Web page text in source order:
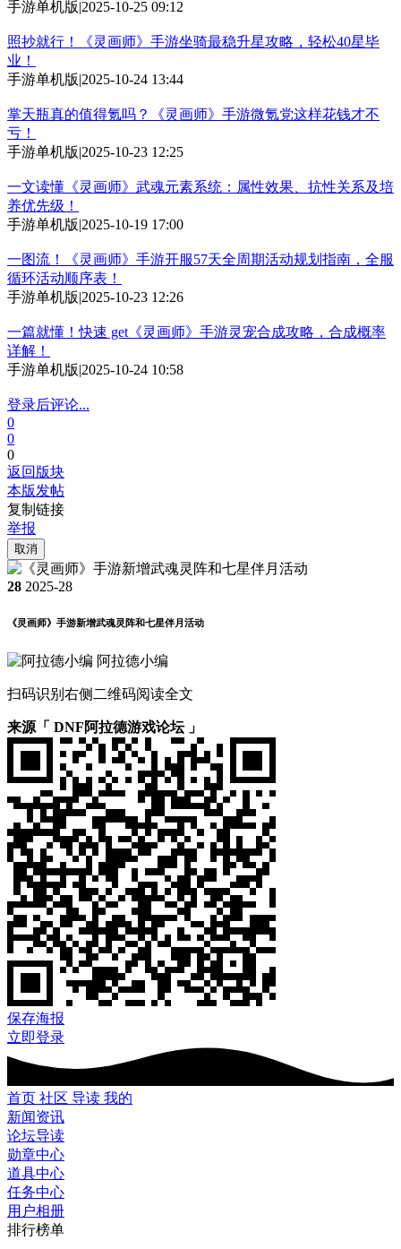
手游单机版|2025-10-25 09:12
照抄就行！《灵画师》手游坐骑最稳升星攻略，轻松40星毕
业！
手游单机版|2025-10-24 13:44
掌天瓶真的值得氪吗？《灵画师》手游微氪党这样花钱才不
亏！
手游单机版|2025-10-23 12:25
一文读懂《灵画师》武魂元素系统：属性效果、抗性关系及培
养优先级！
手游单机版|2025-10-19 17:00
一图流！《灵画师》手游开服57天全周期活动规划指南，全服
循环活动顺序表！
手游单机版|2025-10-23 12:26
一篇就懂！快速 get《灵画师》手游灵宠合成攻略，合成概率
详解！
手游单机版|2025-10-24 10:58
登录后评论...
0
0
0
返回版块
本版发帖
复制链接
举报
取消
28 2025-28
《灵画师》手游新增武魂灵阵和七星伴月活动
阿拉德小编
扫码识别右侧二维码阅读全文
来源「 DNF阿拉德游戏论坛 」
保存海报
立即登录
首页 社区 导读 我的
新闻资讯
论坛导读
勋章中心
道具中心
任务中心
用户相册
排行榜单